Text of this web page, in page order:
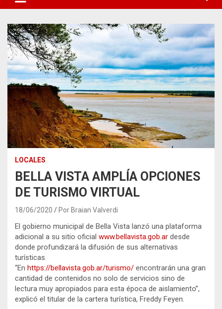
LOCALES
BELLA VISTA AMPLÍA OPCIONES
DE TURISMO VIRTUAL
18/06/2020 Por Braian Valverdi
El gobierno municipal de Bella Vista lanzó una plataforma
adicional a su sitio oficial www.bellavista.gob.ar desde
donde profundizará la difusión de sus alternativas
turísticas.
“En https://bellavista.gob.ar/turismo/ encontrarán una gran
cantidad de contenidos no solo de servicios sino de
lectura muy apropiados para esta época de aislamiento”,
explicó el titular de la cartera turística, Freddy Feyen.